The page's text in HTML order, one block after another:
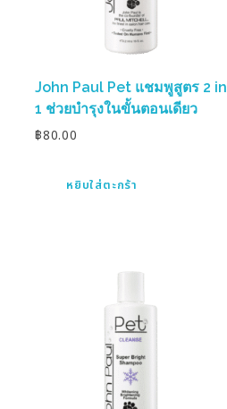
John Paul Pet แชมพูสูตร 2 in
1 ช่วยบำรุงในขั้นตอนเดียว
฿80.00
หยิบใส่ตะกร้า